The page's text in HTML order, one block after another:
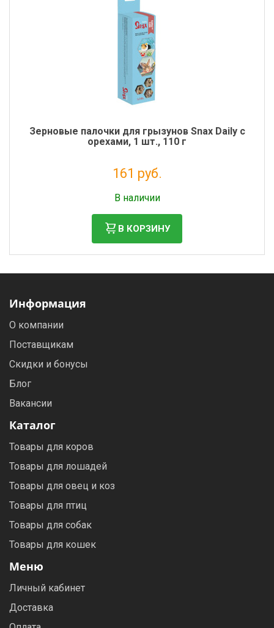
Зерновые палочки для грызунов Snax Daily с
орехами, 1 шт., 110 г
161 руб.
В наличии
В КОРЗИНУ
Информация
О компании
Поставщикам
Скидки и бонусы
Блог
Вакансии
Каталог
Товары для коров
Товары для лошадей
Товары для овец и коз
Товары для птиц
Товары для собак
Товары для кошек
Меню
Личный кабинет
Доставка